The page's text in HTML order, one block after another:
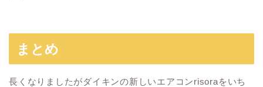
まとめ
長くなりましたがダイキンの新しいエアコンrisoraをいち